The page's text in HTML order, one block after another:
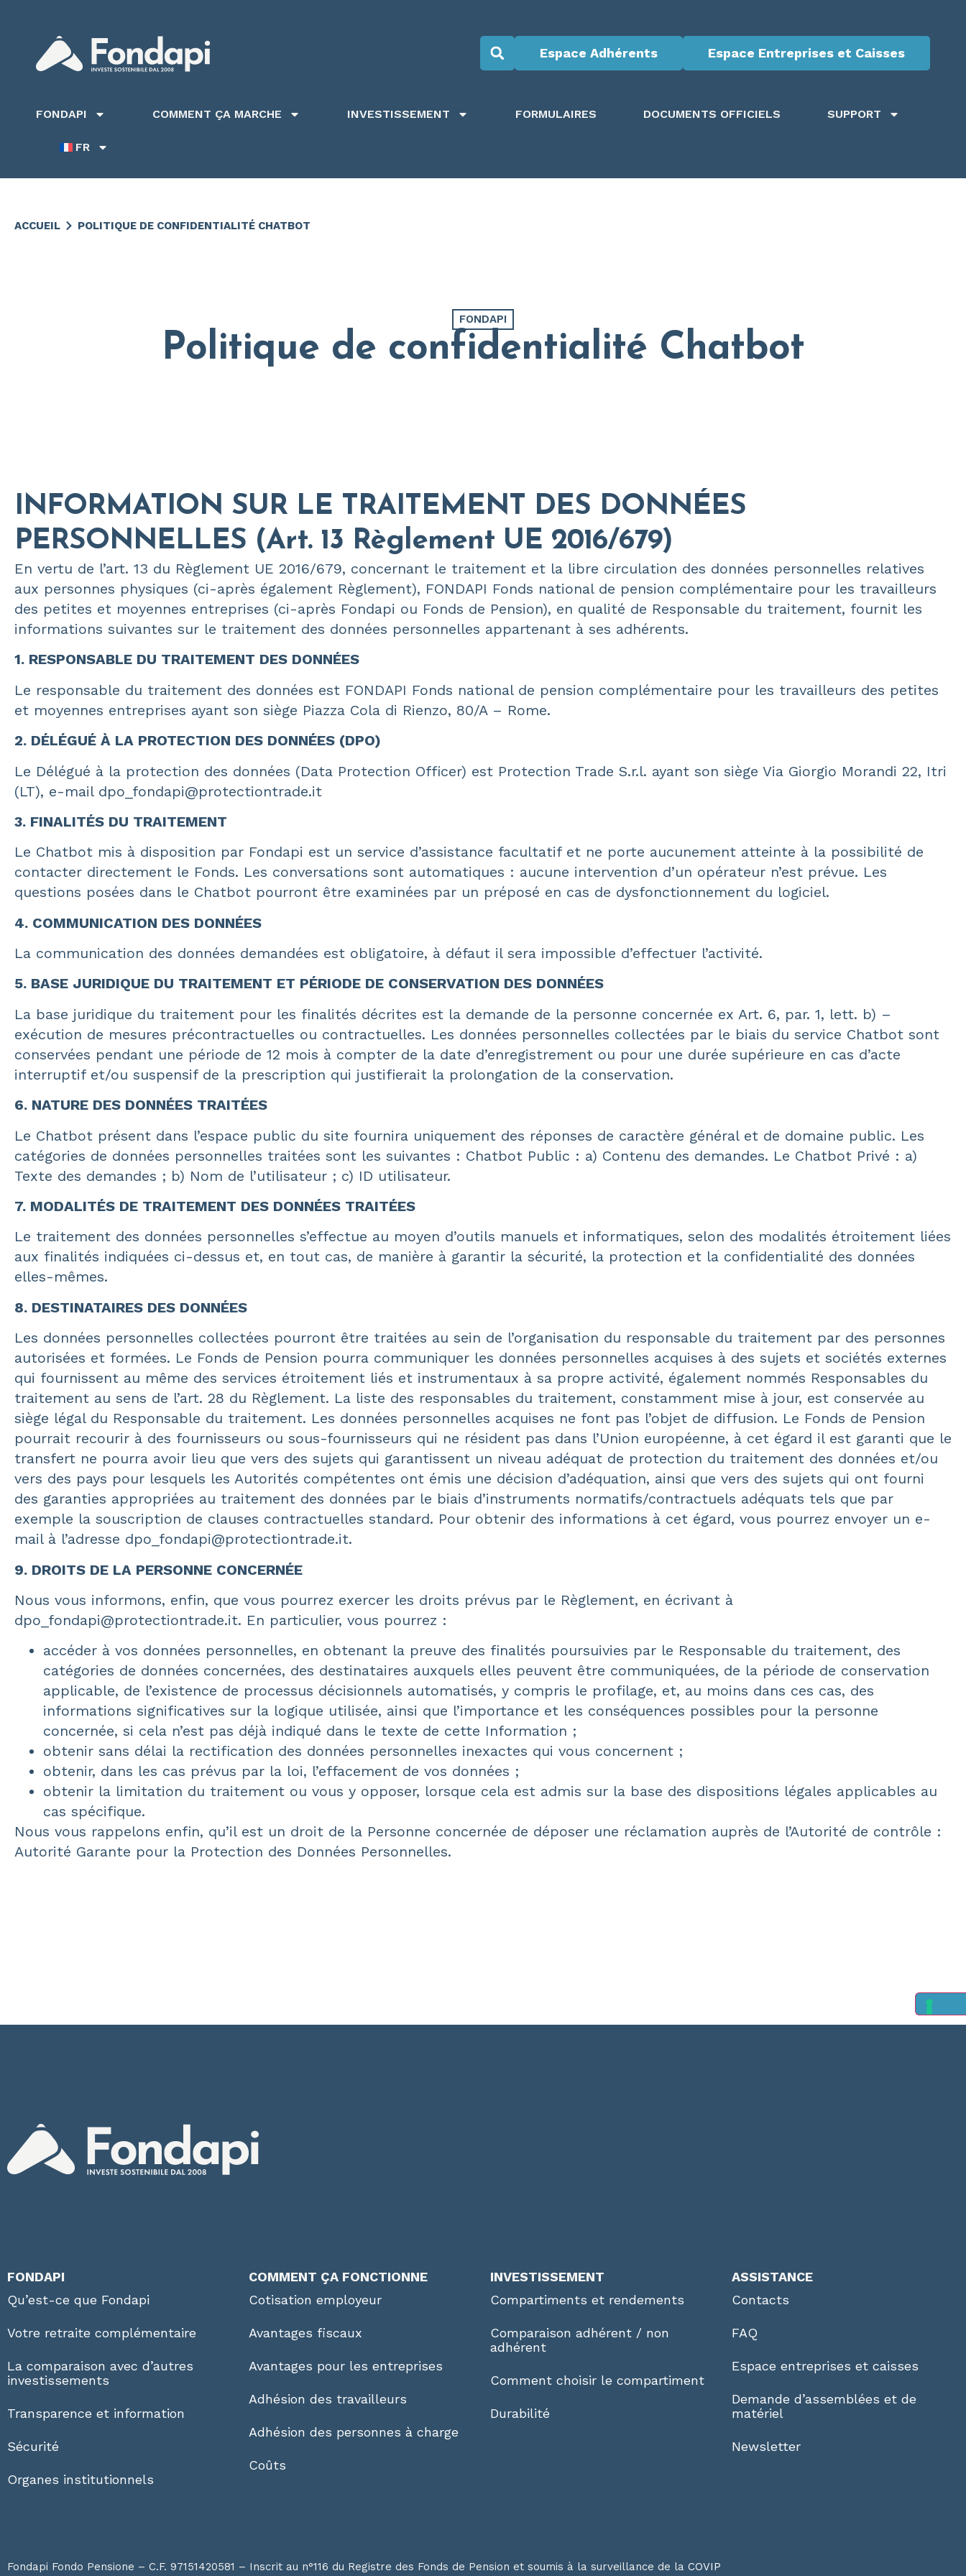
Espace Adhérents Espace Entreprises et Caisses
FONDAPI COMMENT ÇA MARCHE INVESTISSEMENT FORMULAIRES DOCUMENTS OFFICIELS SUPPORT
FR
ACCUEIL POLITIQUE DE CONFIDENTIALITÉ CHATBOT
FONDAPI
Politique de confidentialité Chatbot
INFORMATION SUR LE TRAITEMENT DES DONNÉES
PERSONNELLES (Art. 13 Règlement UE 2016/679)
En vertu de l’art. 13 du Règlement UE 2016/679, concernant le traitement et la libre circulation des données personnelles relatives
aux personnes physiques (ci-après également Règlement), FONDAPI Fonds national de pension complémentaire pour les travailleurs
des petites et moyennes entreprises (ci-après Fondapi ou Fonds de Pension), en qualité de Responsable du traitement, fournit les
informations suivantes sur le traitement des données personnelles appartenant à ses adhérents.
1. RESPONSABLE DU TRAITEMENT DES DONNÉES
Le responsable du traitement des données est FONDAPI Fonds national de pension complémentaire pour les travailleurs des petites
et moyennes entreprises ayant son siège Piazza Cola di Rienzo, 80/A – Rome.
2. DÉLÉGUÉ À LA PROTECTION DES DONNÉES (DPO)
Le Délégué à la protection des données (Data Protection Officer) est Protection Trade S.r.l. ayant son siège Via Giorgio Morandi 22, Itri
(LT), e-mail dpo_fondapi@protectiontrade.it
3. FINALITÉS DU TRAITEMENT
Le Chatbot mis à disposition par Fondapi est un service d’assistance facultatif et ne porte aucunement atteinte à la possibilité de
contacter directement le Fonds. Les conversations sont automatiques : aucune intervention d’un opérateur n’est prévue. Les
questions posées dans le Chatbot pourront être examinées par un préposé en cas de dysfonctionnement du logiciel.
4. COMMUNICATION DES DONNÉES
La communication des données demandées est obligatoire, à défaut il sera impossible d’effectuer l’activité.
5. BASE JURIDIQUE DU TRAITEMENT ET PÉRIODE DE CONSERVATION DES DONNÉES
La base juridique du traitement pour les finalités décrites est la demande de la personne concernée ex Art. 6, par. 1, lett. b) –
exécution de mesures précontractuelles ou contractuelles. Les données personnelles collectées par le biais du service Chatbot sont
conservées pendant une période de 12 mois à compter de la date d’enregistrement ou pour une durée supérieure en cas d’acte
interruptif et/ou suspensif de la prescription qui justifierait la prolongation de la conservation.
6. NATURE DES DONNÉES TRAITÉES
Le Chatbot présent dans l’espace public du site fournira uniquement des réponses de caractère général et de domaine public. Les
catégories de données personnelles traitées sont les suivantes : Chatbot Public : a) Contenu des demandes. Le Chatbot Privé : a)
Texte des demandes ; b) Nom de l’utilisateur ; c) ID utilisateur.
7. MODALITÉS DE TRAITEMENT DES DONNÉES TRAITÉES
Le traitement des données personnelles s’effectue au moyen d’outils manuels et informatiques, selon des modalités étroitement liées
aux finalités indiquées ci-dessus et, en tout cas, de manière à garantir la sécurité, la protection et la confidentialité des données
elles-mêmes.
8. DESTINATAIRES DES DONNÉES
Les données personnelles collectées pourront être traitées au sein de l’organisation du responsable du traitement par des personnes
autorisées et formées. Le Fonds de Pension pourra communiquer les données personnelles acquises à des sujets et sociétés externes
qui fournissent au même des services étroitement liés et instrumentaux à sa propre activité, également nommés Responsables du
traitement au sens de l’art. 28 du Règlement. La liste des responsables du traitement, constamment mise à jour, est conservée au
siège légal du Responsable du traitement. Les données personnelles acquises ne font pas l’objet de diffusion. Le Fonds de Pension
pourrait recourir à des fournisseurs ou sous-fournisseurs qui ne résident pas dans l’Union européenne, à cet égard il est garanti que le
transfert ne pourra avoir lieu que vers des sujets qui garantissent un niveau adéquat de protection du traitement des données et/ou
vers des pays pour lesquels les Autorités compétentes ont émis une décision d’adéquation, ainsi que vers des sujets qui ont fourni
des garanties appropriées au traitement des données par le biais d’instruments normatifs/contractuels adéquats tels que par
exemple la souscription de clauses contractuelles standard. Pour obtenir des informations à cet égard, vous pourrez envoyer un e-
mail à l’adresse dpo_fondapi@protectiontrade.it.
9. DROITS DE LA PERSONNE CONCERNÉE
Nous vous informons, enfin, que vous pourrez exercer les droits prévus par le Règlement, en écrivant à
dpo_fondapi@protectiontrade.it. En particulier, vous pourrez :
accéder à vos données personnelles, en obtenant la preuve des finalités poursuivies par le Responsable du traitement, des
catégories de données concernées, des destinataires auxquels elles peuvent être communiquées, de la période de conservation
applicable, de l’existence de processus décisionnels automatisés, y compris le profilage, et, au moins dans ces cas, des
informations significatives sur la logique utilisée, ainsi que l’importance et les conséquences possibles pour la personne
concernée, si cela n’est pas déjà indiqué dans le texte de cette Information ;
obtenir sans délai la rectification des données personnelles inexactes qui vous concernent ;
obtenir, dans les cas prévus par la loi, l’effacement de vos données ;
obtenir la limitation du traitement ou vous y opposer, lorsque cela est admis sur la base des dispositions légales applicables au
cas spécifique.
Nous vous rappelons enfin, qu’il est un droit de la Personne concernée de déposer une réclamation auprès de l’Autorité de contrôle :
Autorité Garante pour la Protection des Données Personnelles.
FONDAPI
Qu’est-ce que Fondapi
Votre retraite complémentaire
La comparaison avec d’autres
investissements
Transparence et information
Sécurité
Organes institutionnels
COMMENT ÇA FONCTIONNE
Cotisation employeur
Avantages fiscaux
Avantages pour les entreprises
Adhésion des travailleurs
Adhésion des personnes à charge
Coûts
INVESTISSEMENT
Compartiments et rendements
Comparaison adhérent / non
adhérent
Comment choisir le compartiment
Durabilité
ASSISTANCE
Contacts
FAQ
Espace entreprises et caisses
Demande d’assemblées et de
matériel
Newsletter
Fondapi Fondo Pensione – C.F. 97151420581 – Inscrit au n°116 du Registre des Fonds de Pension et soumis à la surveillance de la COVIP